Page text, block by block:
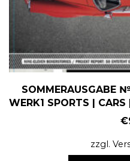
SOMMERAUSGABE
WERK1 SPORTS |
€
zzgl.